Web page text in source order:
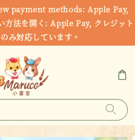
payment methods: Apple Pay,
法を開く: Apple Pay, クレジット
み対応しています。